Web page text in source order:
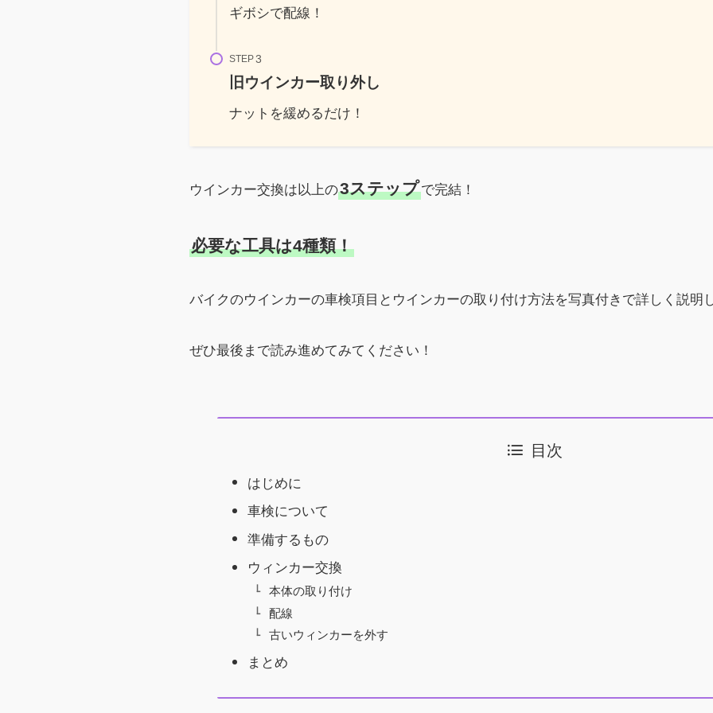
ギボシで配線！
STEP
旧ウインカー取り外し
ナットを緩めるだけ！
ウインカー交換は以上の3ステップで完結！
必要な工具は4種類！
バイクのウインカーの車検項目とウインカーの取り付け方法を写真付きで詳しく説明
ぜひ最後まで読み進めてみてください！
目次
はじめに
車検について
準備するもの
ウィンカー交換
本体の取り付け
配線
古いウィンカーを外す
まとめ